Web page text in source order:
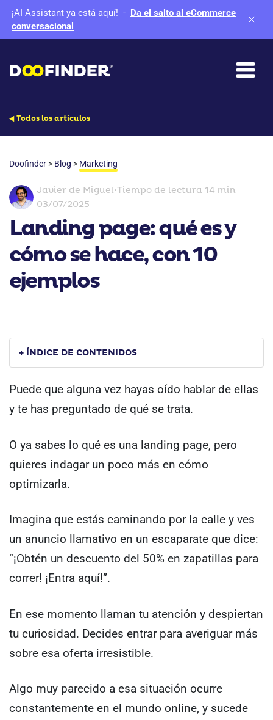
¡AI Assistant ya está aquí! - Da el salto al eCommerce
conversacional
Todos los artículos
Doofinder > Blog > Marketing
Javier de Miguel•Tiempo de lectura 14 min
03/07/2025
Landing page: qué es y
cómo se hace, con 10
ejemplos
+ ÍNDICE DE CONTENIDOS
Puede que alguna vez hayas oído hablar de ellas
y te has preguntado de qué se trata.
O ya sabes lo qué es una landing page, pero
quieres indagar un poco más en cómo
optimizarla.
Imagina que estás caminando por la calle y ves
un anuncio llamativo en un escaparate que dice:
“¡Obtén un descuento del 50% en zapatillas para
correr! ¡Entra aquí!”.
En ese momento llaman tu atención y despiertan
tu curiosidad. Decides entrar para averiguar más
sobre esa oferta irresistible.
Algo muy parecido a esa situación ocurre
constantemente en el mundo online, y sucede